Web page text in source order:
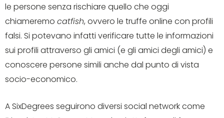
le persone senza rischiare quello che oggi
chiameremo catfish, ovvero le truffe online con profili
falsi. Si potevano infatti verificare tutte le informazioni
sui profili attraverso gli amici (e gli amici degli amici) e
conoscere persone simili anche dal punto di vista
socio-economico.
A SixDegrees seguirono diversi social network come